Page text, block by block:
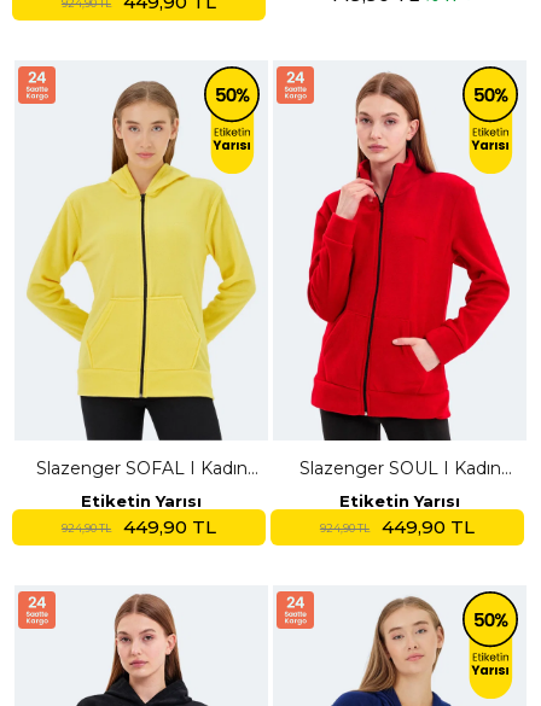
Slazenger SOFAL I Kadın
Fermuarlı Kapüşonlu Cepli
Sarı Polar
Etiketin Yarısı
924,90 TL 449,90 TL
Slazenger SOUL I Kadın
Kırmızı Polar
Etiketin Yarısı
924,90 TL 449,90 TL